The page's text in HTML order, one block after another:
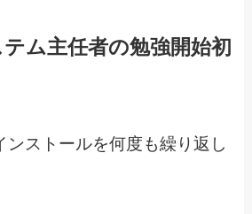
ム主任者の勉強開始初
ンストールを何度も繰り返し